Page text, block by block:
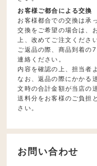
お客様ご都合による交換
お客様都合での交換は承
交換をご希望の場合は、
上、改めてご注文ください
ご返品の際、商品到着の
連絡ください。
内容を確認の上、担当者
なお、返品の際にかかる
文時の合計金額が当店の
送料分をお客様のご負担
さい。
お問い合わせ